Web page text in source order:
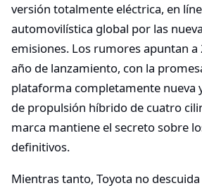
versión totalmente eléctrica, en
automovilística global por las
emisiones. Los rumores apuntan
año de lanzamiento, con la
plataforma completamente nueva
de propulsión híbrido de cuatro
marca mantiene el secreto sobre
definitivos.
Mientras tanto, Toyota no